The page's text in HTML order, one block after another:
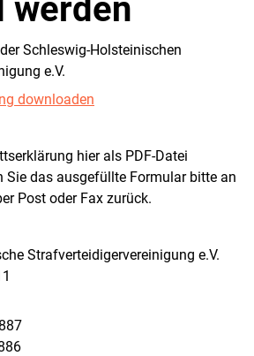
werden
Schleswig-Holsteinischen
e.V.
downloaden
hier als PDF-Datei
Sie das ausgefüllte Formular bitte an
Post oder Fax zurück.
Strafverteidigervereinigung e.V.